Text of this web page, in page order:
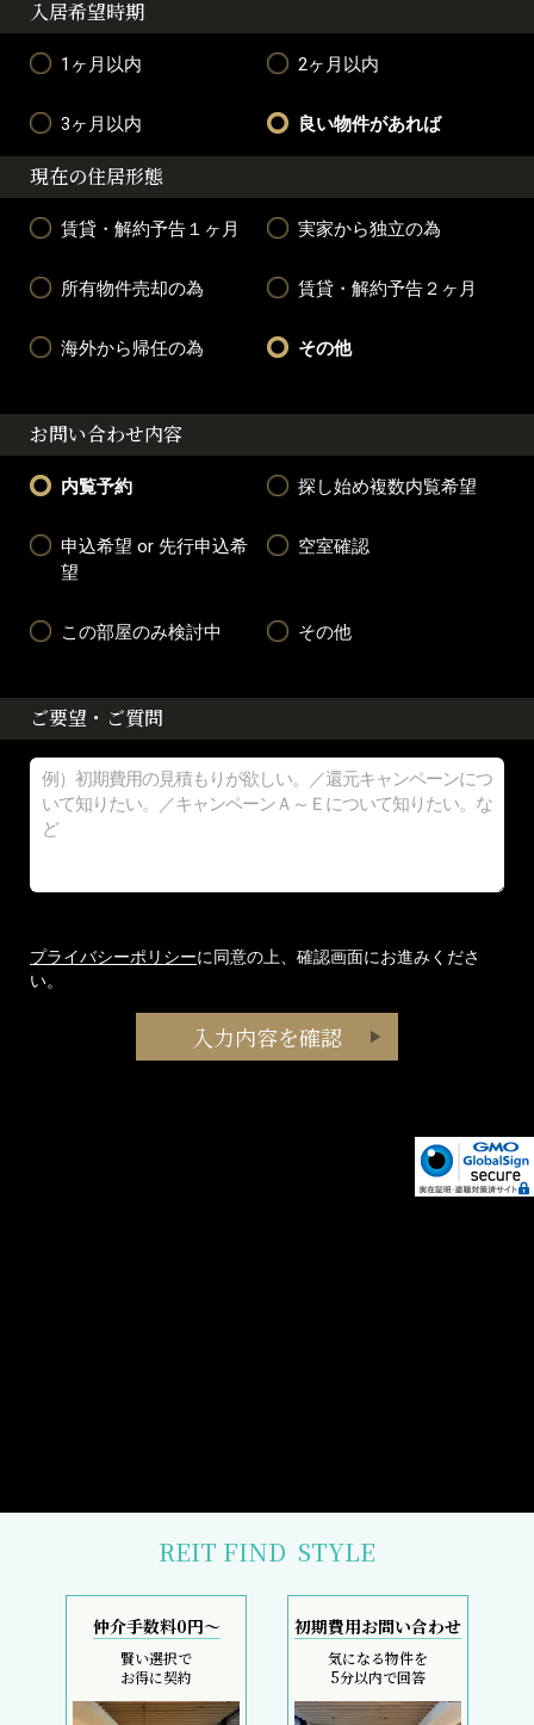
入居希望時期
1ヶ月以内 2ヶ月以内
3ヶ月以内 良い物件があれば
現在の住居形態
賃貸・解約予告１ヶ月 実家から独立の為
所有物件売却の為 賃貸・解約予告２ヶ月
海外から帰任の為 その他
お問い合わせ内容
内覧予約 探し始め複数内覧希望
申込希望 or 先行申込希
望
空室確認
この部屋のみ検討中 その他
ご要望・ご質問
プライバシーポリシーに同意の上、確認画面にお進みくださ
い。
REIT FIND STYLE
仲介手数料0円～
賢い選択で
お得に契約
初期費用お問い合わせ
気になる物件を
5分以内で回答